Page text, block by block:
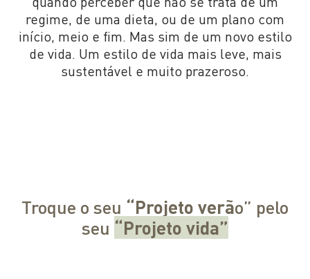
regime, de uma dieta, ou de um plano com
início, meio e fim. Mas sim de um novo estilo
de vida. Um estilo de vida mais leve, mais
sustentável e muito prazeroso.
Troque o seu “Projeto verão” pelo
seu “Projeto vida”